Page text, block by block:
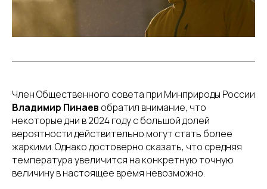
Член Общественного совета при Минприроды России
Владимир Пинаев обратил внимание, что
некоторые дни в 2024 году с большой долей
вероятности действительно могут стать более
жаркими. Однако достоверно сказать, что средняя
температура увеличится на конкретную точную
величину в настоящее время невозможно.